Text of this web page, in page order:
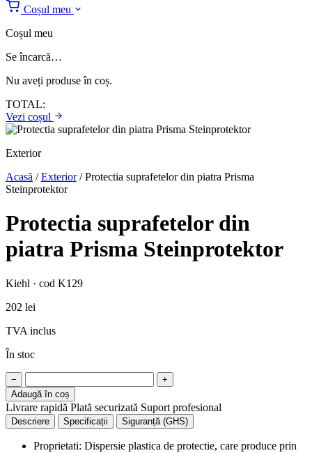
Coșul meu
Coșul meu
Se încarcă…
Nu aveți produse în coș.
TOTAL:
Vezi coșul
Exterior
Acasă /Exterior/Protectia suprafetelor din piatra Prisma
Steinprotektor
Protectia suprafetelor din
piatra Prisma Steinprotektor
Kiehl · cod K129
202 lei
TVA inclus
În stoc
−
+
Adaugă în coș
Livrare rapidă Plată securizată Suport profesional
Descriere Specificații Siguranță (GHS)
Proprietati: Dispersie plastica de protectie, care produce prin